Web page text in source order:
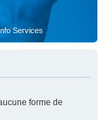
Services
forme de